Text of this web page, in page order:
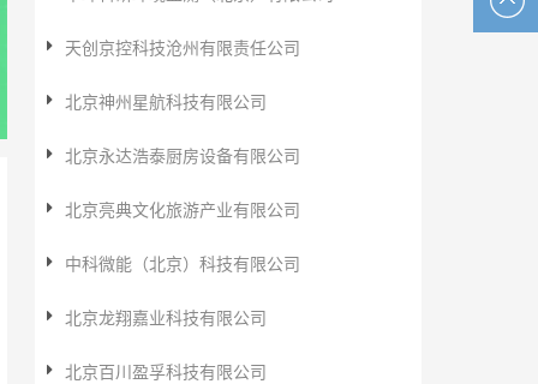
天创京控科技沧州有限责任公司
北京神州星航科技有限公司
北京永达浩泰厨房设备有限公司
北京亮典文化旅游产业有限公司
中科微能（北京）科技有限公司
北京龙翔嘉业科技有限公司
北京百川盈孚科技有限公司